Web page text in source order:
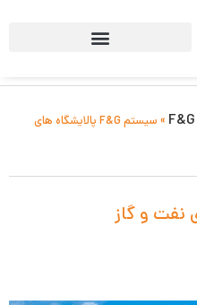
»
سیستم F&G پالایشگاه های